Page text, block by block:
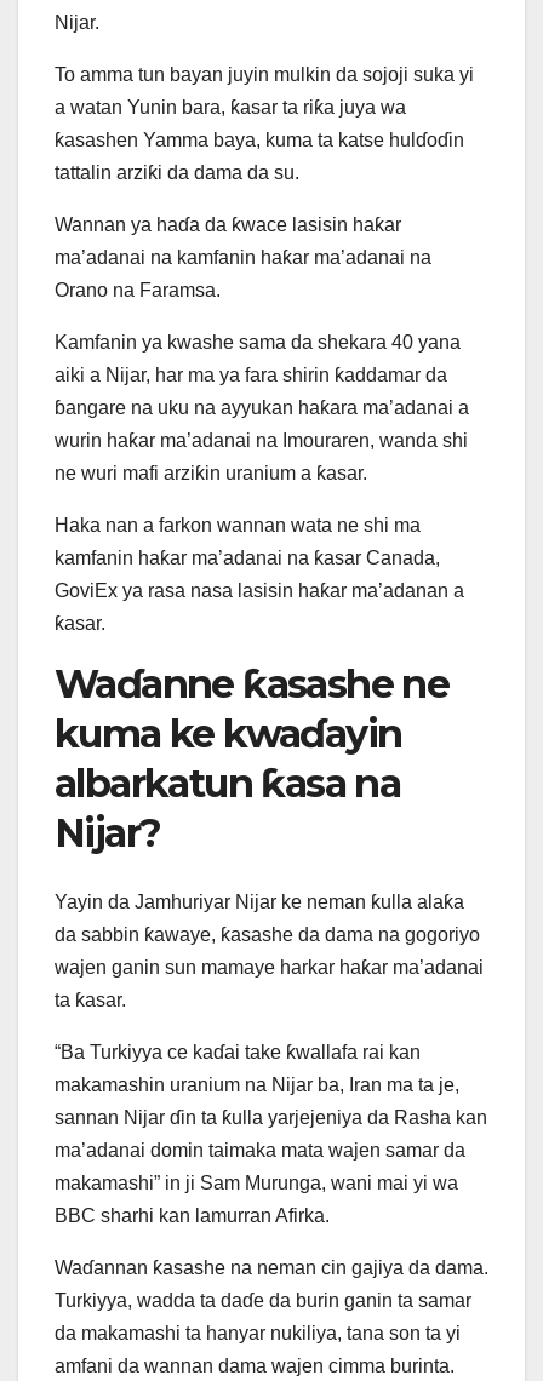
Nijar.
To amma tun bayan juyin mulkin da sojoji suka yi
a watan Yunin bara, ƙasar ta riƙa juya wa
ƙasashen Yamma baya, kuma ta katse hulɗoɗin
tattalin arziƙi da dama da su.
Wannan ya haɗa da ƙwace lasisin haƙar
ma’adanai na kamfanin haƙar ma’adanai na
Orano na Faramsa.
Kamfanin ya kwashe sama da shekara 40 yana
aiki a Nijar, har ma ya fara shirin ƙaddamar da
ɓangare na uku na ayyukan haƙara ma’adanai a
wurin haƙar ma’adanai na Imouraren, wanda shi
ne wuri mafi arziƙin uranium a ƙasar.
Haka nan a farkon wannan wata ne shi ma
kamfanin haƙar ma’adanai na ƙasar Canada,
GoviEx ya rasa nasa lasisin haƙar ma’adanan a
ƙasar.
Waɗanne ƙasashe ne
kuma ke kwaɗayin
albarkatun ƙasa na
Nijar?
Yayin da Jamhuriyar Nijar ke neman ƙulla alaƙa
da sabbin ƙawaye, ƙasashe da dama na gogoriyo
wajen ganin sun mamaye harkar haƙar ma’adanai
ta ƙasar.
“Ba Turkiyya ce kaɗai take ƙwallafa rai kan
makamashin uranium na Nijar ba, Iran ma ta je,
sannan Nijar ɗin ta ƙulla yarjejeniya da Rasha kan
ma’adanai domin taimaka mata wajen samar da
makamashi” in ji Sam Murunga, wani mai yi wa
BBC sharhi kan lamurran Afirka.
Waɗannan ƙasashe na neman cin gajiya da dama.
Turkiyya, wadda ta daɗe da burin ganin ta samar
da makamashi ta hanyar nukiliya, tana son ta yi
amfani da wannan dama wajen cimma burinta.